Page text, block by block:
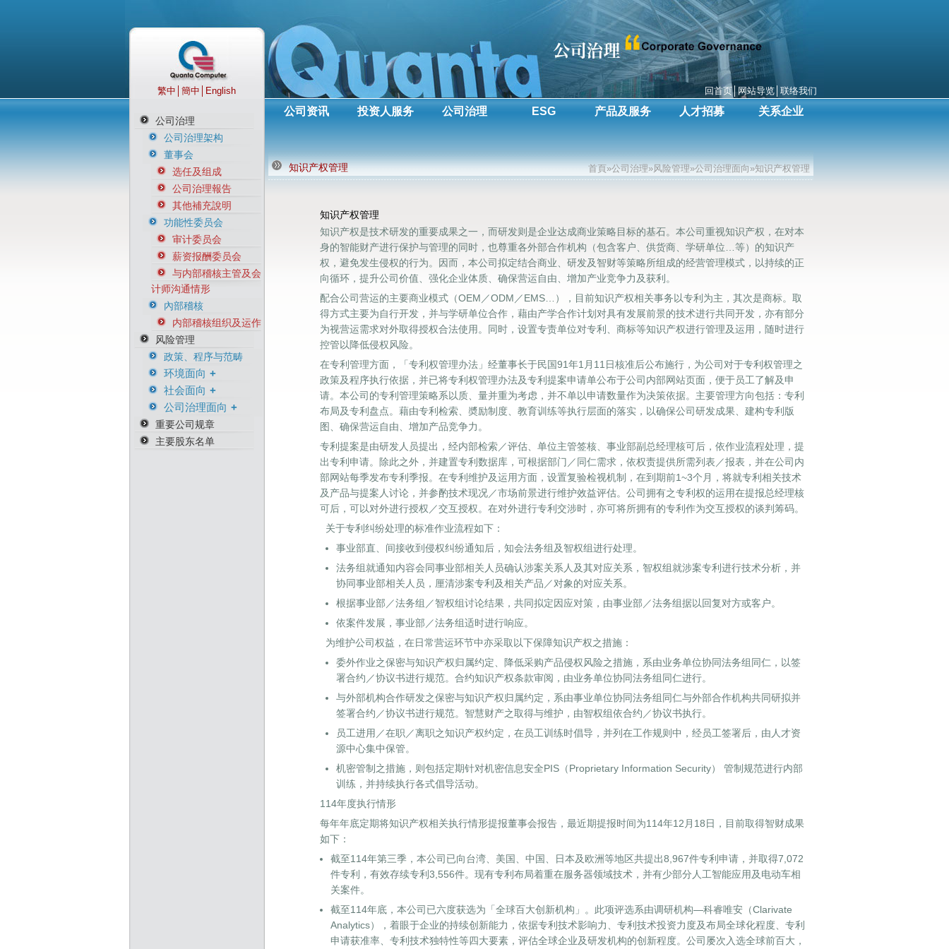
繁中 簡中 English 回首页│ 网站导览│ 联络我们
公司治理
公司治理架构
董事会
选任及组成
公司治理報告
其他補充說明
功能性委员会
审计委员会
薪资报酬委员会
与内部稽核主管及会
计师沟通情形
內部稽核
内部稽核组织及运作
风险管理
政策、程序与范畴
环境面向
环境危机风险
环境管理与职安相关
证书
社会面向
人权意识风险險
公司治理面向
商务因应风险
营运持续风险
重要公司规章
主要股东名单
公司资讯 投资人服务 公司治理 ESG 产品及服务 人才招募 关系企业
知识产权管理 首頁»公司治理»风险管理»公司治理面向»知识产权管理
知识产权管理
知识产权是技术研发的重要成果之一，而研发则是企业达成商业策略目标的基石。本公司重视知识产权，在对本
身的智能财产进行保护与管理的同时，也尊重各外部合作机构（包含客户、供货商、学研单位…等）的知识产
权，避免发生侵权的行为。因而，本公司拟定结合商业、研发及智财等策略所组成的经营管理模式，以持续的正
向循环，提升公司价值、强化企业体质、确保营运自由、增加产业竞争力及获利。
配合公司营运的主要商业模式（OEM／ODM／EMS…），目前知识产权相关事务以专利为主，其次是商标。取
得方式主要为自行开发，并与学研单位合作，藉由产学合作计划对具有发展前景的技术进行共同开发，亦有部分
为视营运需求对外取得授权合法使用。同时，设置专责单位对专利、商标等知识产权进行管理及运用，随时进行
控管以降低侵权风险。
在专利管理方面，「专利权管理办法」经董事长于民国91年1月11日核准后公布施行，为公司对于专利权管理之
政策及程序执行依据，并已将专利权管理办法及专利提案申请单公布于公司内部网站页面，便于员工了解及申
请。本公司的专利管理策略系以质、量并重为考虑，并不单以申请数量作为决策依据。主要管理方向包括：专利
布局及专利盘点。藉由专利检索、奬励制度、教育训练等执行层面的落实，以确保公司研发成果、建构专利版
图、确保营运自由、增加产品竞争力。
专利提案是由研发人员提出，经内部检索／评估、单位主管签核、事业部副总经理核可后，依作业流程处理，提
出专利申请。除此之外，并建置专利数据库，可根据部门／同仁需求，依权责提供所需列表／报表，并在公司内
部网站每季发布专利季报。在专利维护及运用方面，设置复验检视机制，在到期前1~3个月，将就专利相关技术
及产品与提案人讨论，并参酌技术现况／市场前景进行维护效益评估。公司拥有之专利权的运用在提报总经理核
可后，可以对外进行授权／交互授权。在对外进行专利交涉时，亦可将所拥有的专利作为交互授权的谈判筹码。
关于专利纠纷处理的标准作业流程如下：
事业部直、间接收到侵权纠纷通知后，知会法务组及智权组进行处理。
法务组就通知内容会同事业部相关人员确认涉案关系人及其对应关系，智权组就涉案专利进行技术分析，并
协同事业部相关人员，厘清涉案专利及相关产品／对象的对应关系。
根据事业部／法务组／智权组讨论结果，共同拟定因应对策，由事业部／法务组据以回复对方或客户。
依案件发展，事业部／法务组适时进行响应。
为维护公司权益，在日常营运环节中亦采取以下保障知识产权之措施：
委外作业之保密与知识产权归属约定、降低采购产品侵权风险之措施，系由业务单位协同法务组同仁，以签
署合约／协议书进行规范。合约知识产权条款审阅，由业务单位协同法务组同仁进行。
与外部机构合作研发之保密与知识产权归属约定，系由事业单位协同法务组同仁与外部合作机构共同研拟并
签署合约／协议书进行规范。智慧财产之取得与维护，由智权组依合约／协议书执行。
员工进用／在职／离职之知识产权约定，在员工训练时倡导，并列在工作规则中，经员工签署后，由人才资
源中心集中保管。
机密管制之措施，则包括定期针对机密信息安全PIS（Proprietary Information Security） 管制规范进行内部
训练，并持续执行各式倡导活动。
114年度执行情形
每年年底定期将知识产权相关执行情形提报董事会报告，最近期提报时间为114年12月18日，目前取得智财成果
如下：
截至114年第三季，本公司已向台湾、美国、中国、日本及欧洲等地区共提出8,967件专利申请，并取得7,072
件专利，有效存续专利3,556件。现有专利布局着重在服务器领域技术，并有少部分人工智能应用及电动车相
关案件。
截至114年底，本公司已六度获选为「全球百大创新机构」。此项评选系由调研机构—科睿唯安（Clarivate
Analytics），着眼于企业的持续创新能力，依据专利技术影响力、专利技术投资力度及布局全球化程度、专利
申请获准率、专利技术独特性等四大要素，评估全球企业及研发机构的创新程度。公司屡次入选全球前百大，